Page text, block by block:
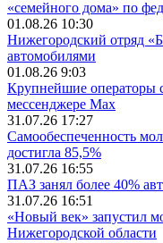
«семейного дома» по
01.08.26 10:30
Нижегородский отряд
автомобилями
01.08.26 9:03
Крупнейшие операторы
мессенджере Max
31.07.26 17:27
Самообеспеченность
достигла 85,5%
31.07.26 16:55
ПАЗ занял более 40%
31.07.26 16:51
«Новый век» запустил
Нижегородской области